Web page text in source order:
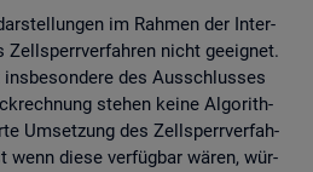
im Rah­men der In­ter­
nicht ge­eig­net.
des Aus­schlus­ses
ste­hen keine Al­go­rith­
Um­set­zung des Zell­sperr­ver­fah­
wenn diese ver­füg­bar wären, wür­